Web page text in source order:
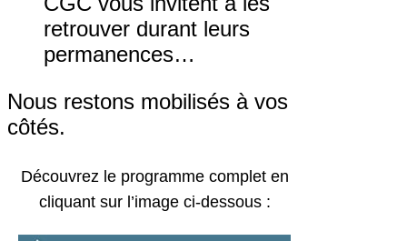
retrouver durant leurs
permanences…
Nous restons mobilisés à vos
côtés.
Découvrez le programme complet en
cliquant sur l’image ci-dessous :